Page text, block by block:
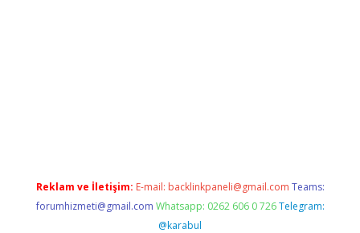
Reklam ve İletişim: E-mail: backlinkpaneli@gmail.com Teams:
forumhizmeti@gmail.com Whatsapp: 0262 606 0 726 Telegram:
@karabul